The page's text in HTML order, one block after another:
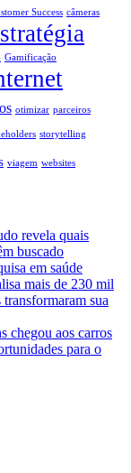
Success câmeras
Gamificação
otimizar parceiros
storytelling
viagem websites
revela quais
buscado
em saúde
mais de 230 mil
sua
chegou aos carros
para o